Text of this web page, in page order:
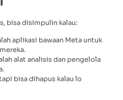
bisa disimpulin kalau:
aplikasi bawaan Meta untuk
alat analisis dan pengelola
bisa dihapus kalau lo